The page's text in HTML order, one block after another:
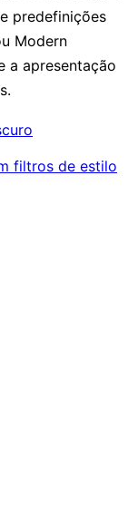
predefinições
Modern
a apresentação
filtros de estilo